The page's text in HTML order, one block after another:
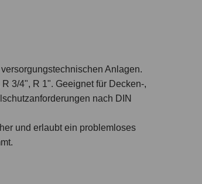
Anlagen.
R 3/4", R 1". Geeignet für Decken-,
nach DIN
und erlaubt ein problemloses